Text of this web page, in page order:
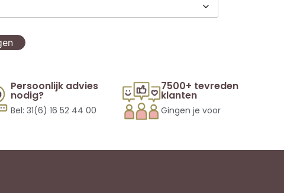
Persoonlijk advies
nodig?
Bel: 31(6) 16 52 44 00
7500+ tevreden
klanten
Gingen je voor